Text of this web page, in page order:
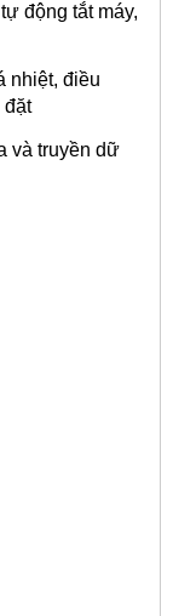
động tắt máy,
nhiệt, điều
đặt
và truyền dữ